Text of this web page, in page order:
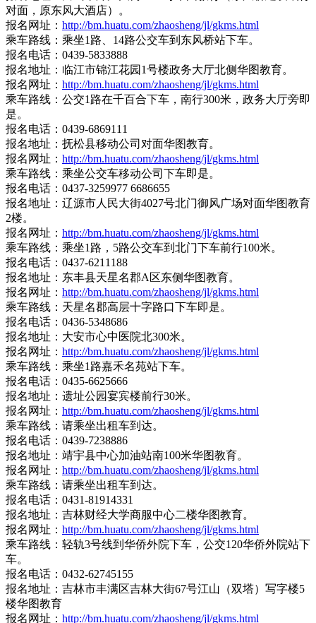
对面，原东风大酒店）。
报名网址： http://bm.huatu.com/zhaosheng/jl/gkms.html
乘车路线：乘坐1路、14路公交车到东风桥站下车。
报名电话：0439-5833888
报名地址：临江市锦江花园1号楼政务大厅北侧华图教育。
报名网址： http://bm.huatu.com/zhaosheng/jl/gkms.html
乘车路线：公交1路在千百合下车，南行300米，政务大厅旁即
是。
报名电话：0439-6869111
报名地址：抚松县移动公司对面华图教育。
报名网址： http://bm.huatu.com/zhaosheng/jl/gkms.html
乘车路线：乘坐公交车移动公司下车即是。
报名电话：0437-3259977 6686655
报名地址：辽源市人民大街4027号北门御风广场对面华图教育
2楼。
报名网址： http://bm.huatu.com/zhaosheng/jl/gkms.html
乘车路线：乘坐1路，5路公交车到北门下车前行100米。
报名电话：0437-6211188
报名地址：东丰县天星名郡A区东侧华图教育。
报名网址： http://bm.huatu.com/zhaosheng/jl/gkms.html
乘车路线：天星名郡高层十字路口下车即是。
报名电话：0436-5348686
报名地址：大安市心中医院北300米。
报名网址： http://bm.huatu.com/zhaosheng/jl/gkms.html
乘车路线：乘坐1路嘉禾名苑站下车。
报名电话：0435-6625666
报名地址：遗址公园宴宾楼前行30米。
报名网址： http://bm.huatu.com/zhaosheng/jl/gkms.html
乘车路线：请乘坐出租车到达。
报名电话：0439-7238886
报名地址：靖宇县中心加油站南100米华图教育。
报名网址： http://bm.huatu.com/zhaosheng/jl/gkms.html
乘车路线：请乘坐出租车到达。
报名电话：0431-81914331
报名地址：吉林财经大学商服中心二楼华图教育。
报名网址： http://bm.huatu.com/zhaosheng/jl/gkms.html
乘车路线：轻轨3号线到华侨外院下车，公交120华侨外院站下
车。
报名电话：0432-62745155
报名地址：吉林市丰满区吉林大街67号江山（双塔）写字楼5
楼华图教育
报名网址： http://bm.huatu.com/zhaosheng/jl/gkms.html